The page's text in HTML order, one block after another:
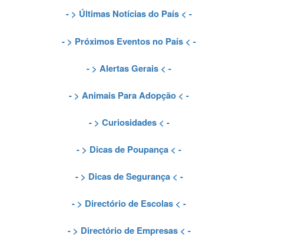
- > Últimas Notícias do País < -
- > Próximos Eventos no País < -
- > Alertas Gerais < -
- > Animais Para Adopção < -
- > Curiosidades< -
- > Dicas de Poupança < -
- > Dicas de Segurança< -
- > Directório de Escolas < -
- > Directório de Empresas< -